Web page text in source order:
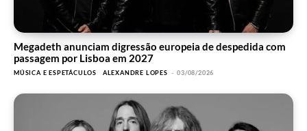
Megadeth anunciam digressão europeia de despedida com
passagem por Lisboa em 2027
MÚSICA E ESPETÁCULOS ALEXANDRE LOPES - 03/08/2026